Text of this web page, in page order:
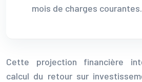
mois de charges courantes.
Cette projection financière
calcul du retour sur